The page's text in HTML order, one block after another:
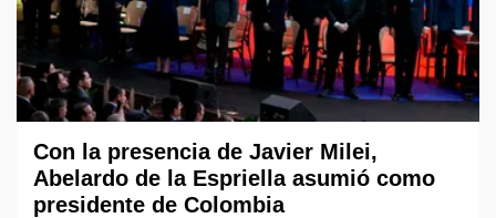
Con la presencia de Javier Milei,
Abelardo de la Espriella asumió como
presidente de Colombia